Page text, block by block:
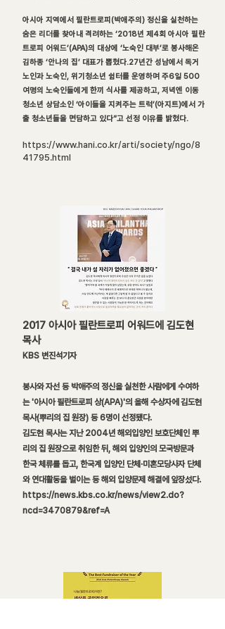
아시아 지역에서 필란트로피(박애주의) 정신을 실천하는
숨은 리더를 찾아내 격려하는 ‘2018년 제4회 아시아 필란
트로피 어워드’(APA)의 대상에 ‘노숙인 대부’로 봉사해온
김하종 ‘안나의 집’ 대표가 뽑혔다.27년간 성남에서 독거
노인과 노숙인, 위기청소년 쉼터를 운영하며 주6일 500
여명의 노숙인들에게 한끼 식사를 제공하고, 저녁엔 이동
청소년 상담소인 ‘아이들을 지켜주는 트럭’(아지트)에서 가
출 청소년들을 면담하고 있다”고 선정 이유를 밝혔다.
https://www.hani.co.kr/arti/society/ngo/8
41795.html
2017 아시아 필란트로피 어워드에 김도현
목사
KBS 변진석기자
봉사와 자선 등 박애주의 정신을 실천한 사람에게 수여하
는 '아시아 필란트로피 상(APA)'의 올해 수상자에 김도현
목사(뿌리의 집 원장) 등 6명이 선정됐다.
김도현 목사는 지난 2004년 해외입양인 보호단체인 뿌
리의 집 원장으로 취임한 뒤, 해외 입양인의 모국방문과
한국 체류를 돕고, 한국계 입양인 단체·미혼모당사자 단체
와 연대활동을 벌이는 등 해외 입양문제 해결에 앞장섰다.
https://news.kbs.co.kr/news/view2.do?
ncd=3470879&ref=A